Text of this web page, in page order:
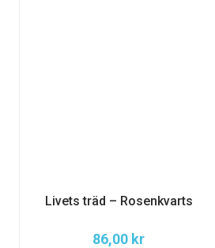
Livets träd – Rosenkvarts
86,00 kr